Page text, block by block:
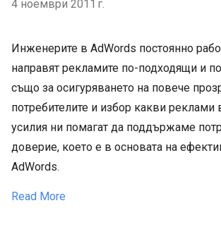
4 ноември 2011 г.
Инженерите в AdWords постоянно
направят рекламите по-подходящи и
също за осигуряването на повече
потребителите и избор какви реклами
усилия ни помагат да поддържаме
доверие, което е в основата на
AdWords.
Read More